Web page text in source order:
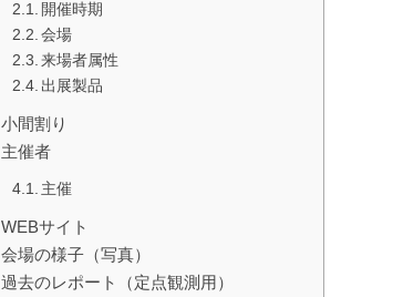
開催時期
会場
来場者属性
出展製品
小間割り
主催者
主催
WEBサイト
会場の様子（写真）
過去のレポート（定点観測用）